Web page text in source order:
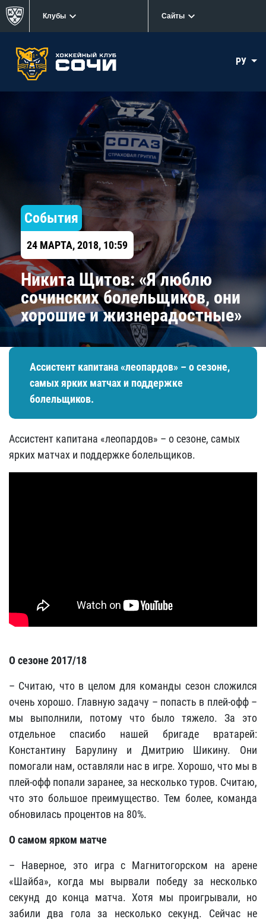
Клубы Сайты
РУ
События
24 МАРТА, 2018, 10:59
Никита Щитов: «Я люблю
сочинских болельщиков, они
хорошие и жизнерадостные»
Ассистент капитана «леопардов» – о сезоне,
самых ярких матчах и поддержке
болельщиков.
Ассистент капитана «леопардов» – о сезоне, самых
ярких матчах и поддержке болельщиков.
О сезоне 2017/18
– Считаю, что в целом для команды сезон сложился
очень хорошо. Главную задачу – попасть в плей-офф –
мы выполнили, потому что было тяжело. За это
отдельное спасибо нашей бригаде вратарей:
Константину Барулину и Дмитрию Шикину. Они
помогали нам, оставляли нас в игре. Хорошо, что мы в
плей-офф попали заранее, за несколько туров. Считаю,
что это большое преимущество. Тем более, команда
обновилась процентов на 80%.
О самом ярком матче
– Наверное, это игра с Магнитогорском на арене
«Шайба», когда мы вырвали победу за несколько
секунд до конца матча. Хотя мы проигрывали, но
забили два гола за несколько секунд. Сейчас не